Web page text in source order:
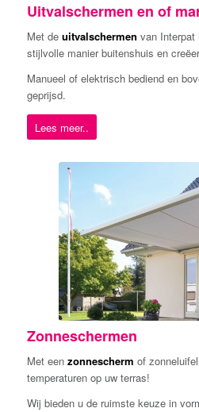
Uitvalschermen en of
Met de uitvalschermen van Interpat
stijlvolle manier buitenshuis en
Manueel of elektrisch bediend en
geprijsd.
Lees meer..
Zonneschermen
Met een zonnescherm of
temperaturen op uw terras!
Wij bieden u de ruimste keuze in